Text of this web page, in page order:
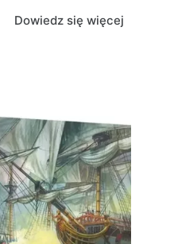
Dowiedz się więcej